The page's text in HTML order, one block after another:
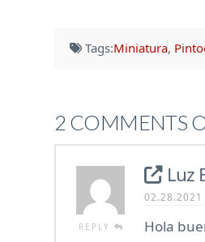
Tags:Miniatura,
2 COMMENTS
REPLY
Luz
02.28.2021
Hola